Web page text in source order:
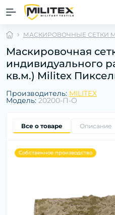
МАСКИРОВОЧНЫЕ СЕТКИ
Маскировочная
индивидуального
кв.м.) Militex
Производитель: MILITEX
Модель: 20200-П-О
Все о товаре Описание
Собственное производство